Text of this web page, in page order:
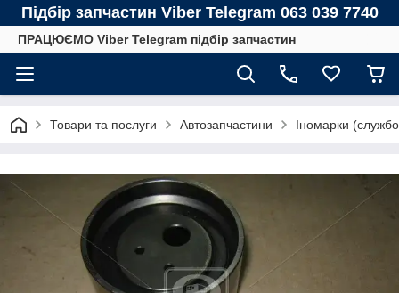
Підбір запчастин Viber Telegram 063 039 7740
ПРАЦЮЄМО Viber Telegram підбір запчастин
Товари та послуги Автозапчастини Іномарки